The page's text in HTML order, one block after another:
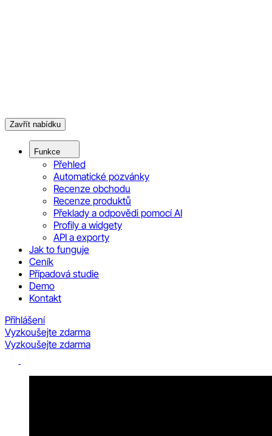
Zavřít nabídku
Funkce
Přehled
Automatické pozvánky
Recenze obchodu
Recenze produktů
Překlady a odpovědi pomocí AI
Profily a widgety
API a exporty
Jak to funguje
Ceník
Případová studie
Demo
Kontakt
Přihlášení
Vyzkoušejte zdarma
Vyzkoušejte zdarma